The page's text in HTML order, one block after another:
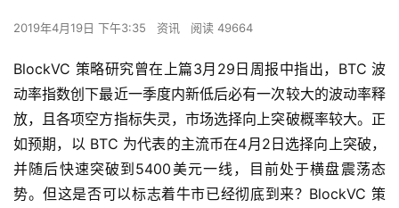
2019年4月19日 下午3:35 资讯 阅读 49664
BlockVC 策略研究曾在上篇3月29日周报中指出，BTC 波
动率指数创下最近一季度内新低后必有一次较大的波动率释
放，且各项空方指标失灵，市场选择向上突破概率较大。正
如预期，以 BTC 为代表的主流币在4月2日选择向上突破，
并随后快速突破到5400美元一线，目前处于横盘震荡态
势。但这是否可以标志着牛市已经彻底到来？BlockVC 策